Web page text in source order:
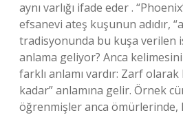
aynı varlığı ifade eder .
efsanevi ateş kuşunun adıdır,
tradisyonunda bu kuşa verilen
anlama geliyor? Anca
farklı anlamı vardır: Zarf olarak
kadar” anlamına gelir. Örnek
öğrenmişler anca ömürlerinde,